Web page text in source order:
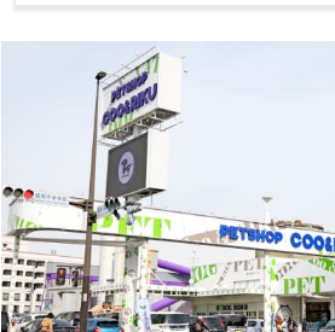
1/24(土) 第8回クーリクWANフェスタ in 練馬
2025/12/12
年末年始 営業時間のお知らせ
2025/12/12 お知らせ
12/13(土) 第7回クーリクWANフェスタ in 福岡
のお知らせ♪